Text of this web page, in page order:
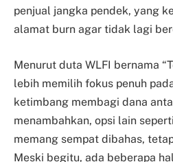
penjual jangka pendek, yang
alamat burn agar tidak lagi
Menurut duta WLFI bernama
lebih memilih fokus penuh
ketimbang membagi dana
menambahkan, opsi lain
memang sempat dibahas,
Meski begitu, ada beberapa